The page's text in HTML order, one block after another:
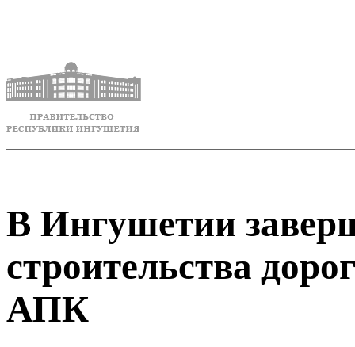
В Ингушетии
строительства
АПК